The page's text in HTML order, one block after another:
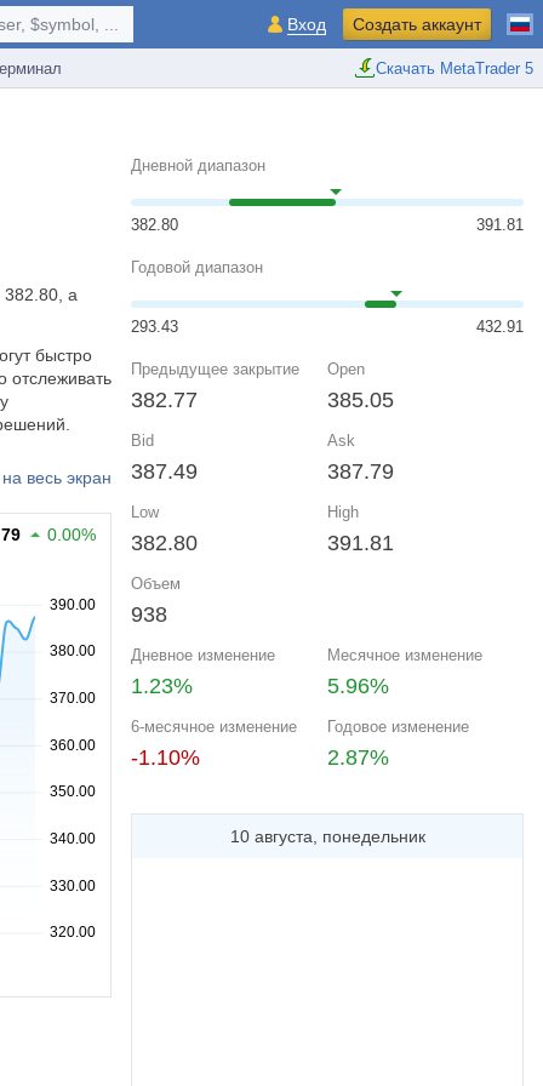
Скачать MetaTrader 5
$symbol, ... Вход Создать аккаунт
382.80, а
быстро
весь экран
0.00%
Дневной диапазон
382.80 391.81
Годовой диапазон
293.43 432.91
Предыдущее закрытие
382.77
Open
385.05
Bid
387.49
Ask
387.79
Low
382.80
High
391.81
Объем
938
Дневное изменение
1.23%
Месячное изменение
5.96%
6-месячное изменение
-1.10%
Годовое изменение
2.87%
10 августа, понедельник